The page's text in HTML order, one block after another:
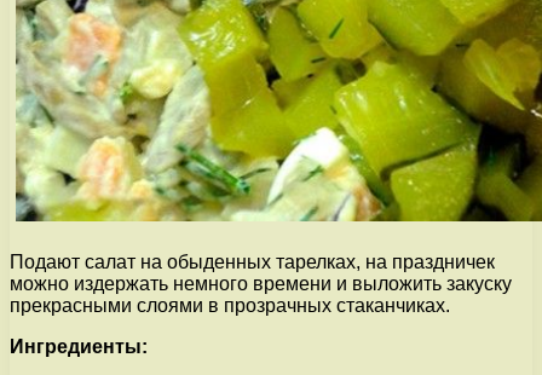
Подают салат на обыденных тарелках, на праздничек
можно издержать немного времени и выложить закуску
прекрасными слоями в прозрачных стаканчиках.
Ингредиенты: